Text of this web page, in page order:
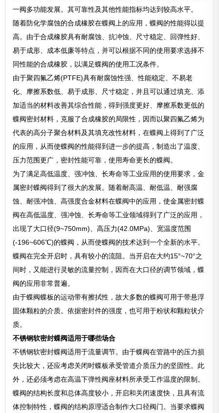
一阀多功能发展。其可靠性及其他性能指标均达到较高水平。
随着防化学腐蚀的合成橡胶在蝶阀上的应用，蝶阀的性能得以提
高。由于合成橡胶具有耐腐蚀、抗冲蚀、尺寸稳定、回弹性好、
易于成形、成本低廉等特点，并可以根据不同的使用要求选择不
同性能的合成橡胶，以满足蝶阀的使用工况条件。
由于聚四氟乙烯(PTFE)具有耐腐蚀性强、性能稳定、不易老
化、摩擦系数低、易于成形、尺寸稳定，并且可以通过填充、添
加适当的材料改善其综合性能，得到强度更好、摩擦系数更低的
蝶阀密封材料，克服了合成橡胶的局限性，因而以聚四氟乙烯为
代表的高分子聚合材料及其填充改性材料，在蝶阀上得到了广泛
的应用，从而使蝶阀的性能得到进一步的提高，制造出了温度、
压力范围更广，密封性能可靠，使用寿命更长的蝶阀。
为了满足高低温度、强冲蚀、长寿命等工业应用的使用要求，金
属密封蝶阀得到了很大的发展。随着耐高温、耐低温、耐强腐
蚀、耐强冲蚀、高强度合金材料在蝶阀中的应用，使金属密封蝶
阀在高低温度、强冲蚀、长寿命等工业领域得到了广泛的应用，
出现了大口径(9~750mm)、高压力(42.0MPa)、宽温度范围
(-196~606℃)的蝶阀，从而使蝶阀的技术达到一个全新的水平。
蝶阀在完全开启时，具有较小的流阻。当开启在大约15°~70°之
间时，又能进行灵敏的流量控制，因而在大口径的调节领域，蝶
阀的应用非常普遍。
由于蝶阀蝶板的运动带有擦拭性，故大多数的蝶阀可用于带悬浮
固体颗粒的介质。依据密封件的强度，也可用于粉状和颗粒状介
质。
不锈钢软密封蝶阀适用于哪些场合
不锈钢软密封蝶阀适用于流量调节。由于蝶阀在管路中的压力损
失比较大，还应考虑关闭时蝶板承受管道介质压力的坚固性。此
外，还必须考虑在高温下弹性阀座材料所承受工作温度的限制。
蝶阀的结构长度和总体高度较小，开启和关闭速度快，且具有流
体控制特性，蝶阀的结构原理适合制作大口径阀门。当要求蝶阀